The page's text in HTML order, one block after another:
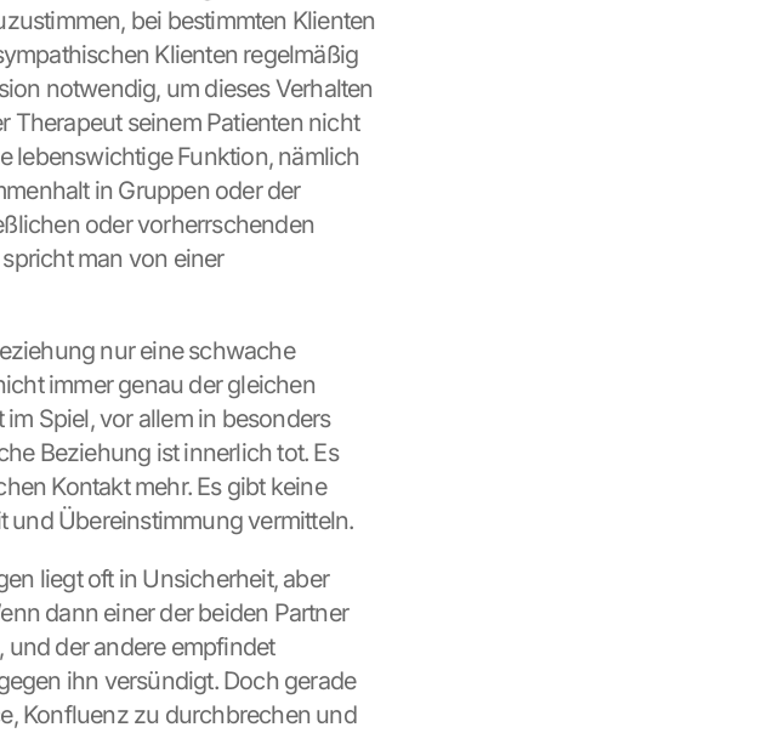
bei bestimmten Klienten
Klienten regelmäßig
notwendig, um dieses Verhalten
Therapeut seinem Patienten nicht
lebenswichtige Funktion, nämlich
in Gruppen oder der
oder vorherrschenden
man von einer
nur eine schwache
immer genau der gleichen
Spiel, vor allem in besonders
Beziehung ist innerlich tot. Es
Kontakt mehr. Es gibt keine
und Übereinstimmung vermitteln.
liegt oft in Unsicherheit, aber
dann einer der beiden Partner
der andere empfindet
ihn versündigt. Doch gerade
Konfluenz zu durchbrechen und